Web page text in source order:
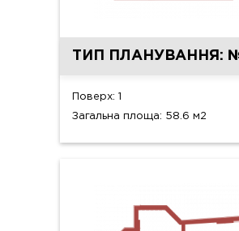
ТИП ПЛАНУВАННЯ:
Поверх: 1
Загальна площа: 58.6 м2